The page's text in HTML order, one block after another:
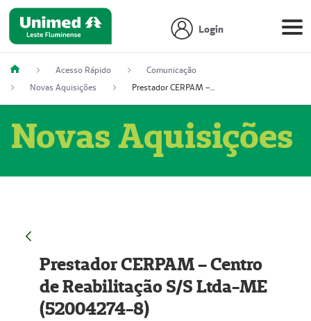
Login
Acesso Rápido
Comunicação
Novas Aquisições
Prestador CERPAM – Centro de Reabilitação S/S Ltda-ME (52004274-8)
Novas Aquisições
Prestador CERPAM – Centro
de Reabilitação S/S Ltda-ME
(52004274-8)